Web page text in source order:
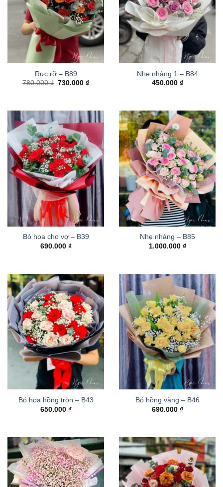
Rực rỡ – B89
780.000₫ Giá
730.000₫Giá
Nhẹ nhàng 1 – B84
450.000 ₫
Bó hoa cho vợ – B39
690.000 ₫
Nhẹ nhàng – B85
1.000.000 ₫
Bó hoa hồng tròn – B43
650.000 ₫
Bó hồng vàng – B46
690.000 ₫